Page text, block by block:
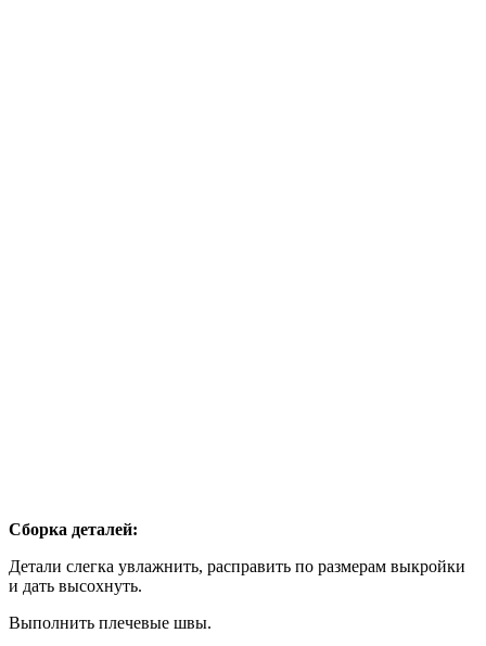
Сборка деталей:
Детали слегка увлажнить, расправить по размерам выкройки
и дать высохнуть.
Выполнить плечевые швы.